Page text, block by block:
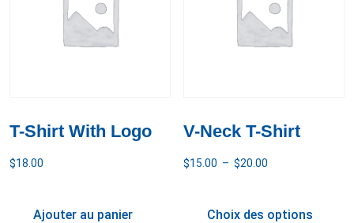
T-Shirt With Logo
$18.00
Ajouter au panier
V-Neck T-Shirt
$15.00 – $20.00
Choix des options